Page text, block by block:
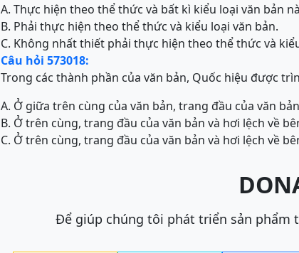
A. Thực hiện theo thể thức và bất kì kiểu loại văn bản
B. Phải thực hiện theo thể thức và kiểu loại văn bản.
C. Không nhất thiết phải thực hiện theo thể thức và
Câu hỏi 573018:
Trong các thành phần của văn bản, Quốc hiệu được
A. Ở giữa trên cùng của văn bản, trang đầu của văn
B. Ở trên cùng, trang đầu của văn bản và hơi lệch về
C. Ở trên cùng, trang đầu của văn bản và hơi lệch về
Để giúp chúng tôi phát triển sản phẩm